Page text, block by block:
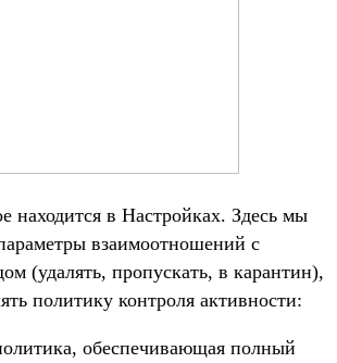
находится в Настройках. Здесь мы
взаимоотношений с
(удалять, пропускать, в карантин),
политику контроля активности:
обеспечивающая полный